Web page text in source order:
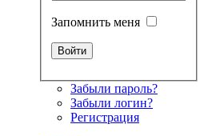
Запомнить меня
Забыли пароль?
Забыли логин?
Регистрация